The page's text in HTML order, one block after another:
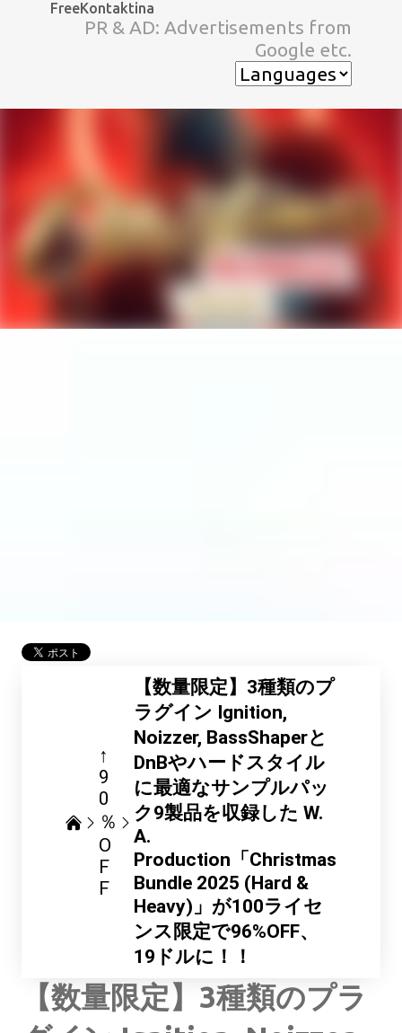
スキップしてメイン コンテンツに移動
FreeKontaktina
PR & AD: Advertisements from
Google etc.
↑
9
0
％
O
F
F
【数量限定】3種類のプ
ラグイン Ignition,
Noizzer, BassShaperと
DnBやハードスタイル
に最適なサンプルパッ
ク9製品を収録した W.
A.
Production「Christmas
Bundle 2025 (Hard &
Heavy)」が100ライセ
ンス限定で96%OFF、
19ドルに！！
【数量限定】3種類のプラ